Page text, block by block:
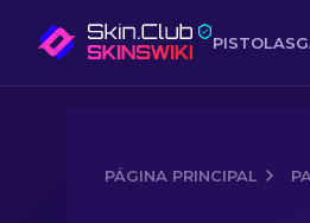
PISTOLAS
PÁGINA PRINCIPAL